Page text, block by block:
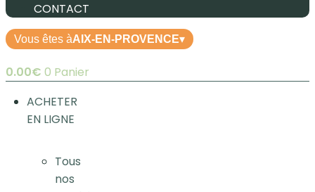
CONTACT
Vous êtes àAIX-EN-PROVENCE▾
0.00€ 0 Panier
ACHETER
EN LIGNE
Tous
nos